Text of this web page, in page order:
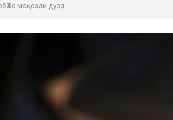
бо мақсади дуздӣ